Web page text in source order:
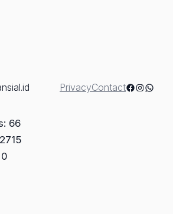
PrivacyContactFacebook
66